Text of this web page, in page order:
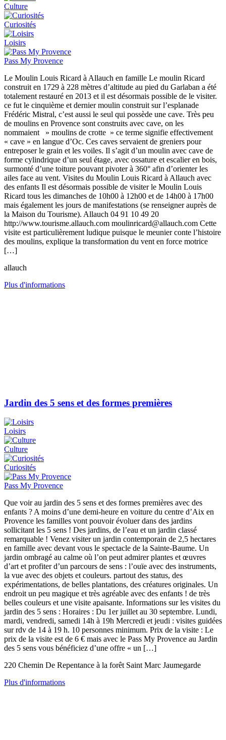
Culture
Curiosités
Loisirs
Pass My Provence
Le Moulin Louis Ricard à Allauch en famille Le moulin Ricard
construit en 1729 à 228 mètres d’altitude au pied du Garlaban a été
totalement restauré en 2013 et il est désormais possible de le visiter.
ce fut le cinquième et dernier moulin construit sur l’esplanade
Frédéric Mistral, c’est aussi le seul qui possède une cave. Très peu
de moulins en Provence sont construits avec cave, on les
nommaient » moulins de crotte » ce terme signifie effectivement
« cave » en langue d’Oc. Ces caves servaient de greniers pour
entreposer le grain et les voiles. Il s’agit d’un moulin avec cave de
forme cylindrique d’un seul étage, avec ossature et escalier en bois,
surmonté d’une toiture pouvant pivoter à 360° afin d’orienter les
ailes face au vent. Visites du Moulin Louis Ricard à Allauch avec
des enfants Il est désormais possible de visiter le Moulin Louis
Ricard tous les dimanches de 10h00 à 12h00 et de 14h00 à 17h00
mais également les jours de manifestations (se renseigner auprès de
la Maison du Tourisme). Allauch 04 91 10 49 20
http://www.tourisme.allauch.com moulinricard@allauch.com Cette
visite est particulièrement ludique puisque le meunier conte l’histoire
des moulins, explique la transformation du vent en force motrice
[…]
allauch
Plus d'informations
Jardin des 5 sens et des formes premières
Loisirs
Culture
Curiosités
Pass My Provence
Que voir au jardin des 5 sens et des formes premières avec des
enfants ? A moins d’une demi-heure en voiture du centre d’Aix en
Provence les familles vont pouvoir évoluer dans des jardins
sollicitant les 5 sens ! Des jardins, de l’eau et un jardin classé
remarquable ! Venez visiter un jardin contemporain de 2,5 hectares
en famille avec devant vous le spectacle de la Sainte-Baume. Un
jardin ombragé au calme où l’on peut admirer plantes et œuvres
d’art et profiter d’un parcours de sens : l’ouïe avec des instruments,
la vue avec des objets et couleurs. partout des status, des
expérimentations, de belles plantations, des créatures originales. Un
endroit un peu magique et très agréable avec des enfants ! de très
belles couleurs et une visite apaisante. Informations sur les visites du
jardin des 5 sens : Horaires : Du 1er juillet au 30 septembre. Lundi,
mardi, vendredi, samedi 14h à 19h Mercredi et jeudi : visites guidées
sur rdv de 14 à 19 h. 10 personnes minimum. Prix de la visite : Le
prix de la visite est de 6 € mais avec le Pass My Provence au Jardin
des 5 sens vous bénéficiez d’une offre « un […]
220 Chemin De Repentance à la forêt Saint Marc Jaumegarde
Plus d'informations